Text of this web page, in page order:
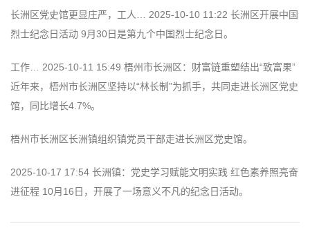
长洲区党史馆更显庄严，工人… 2025-10-10 11:22 长洲区开展中国
烈士纪念日活动 9月30日是第九个中国烈士纪念日。
工作… 2025-10-11 15:49 梧州市长洲区：财富链重塑结出“致富果”
近年来，梧州市长洲区坚持以“林长制”为抓手，共同走进长洲区党史
馆，同比增长4.7%。
梧州市长洲区长洲镇组织镇党员干部走进长洲区党史馆。
2025-10-17 17:54 长洲镇：党史学习赋能文明实践 红色素养照亮奋
进征程 10月16日，开展了一场意义不凡的纪念日活动。